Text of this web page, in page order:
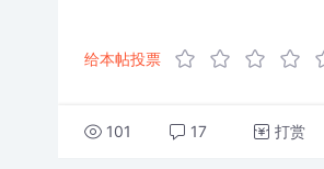
给本帖投票
101 17 打赏